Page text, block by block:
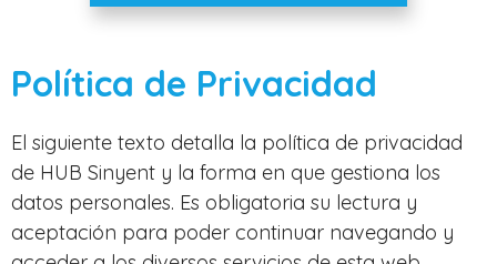
Política de Privacidad
El siguiente texto detalla la política de privacidad
de HUB Sinyent y la forma en que gestiona los
datos personales. Es obligatoria su lectura y
aceptación para poder continuar navegando y